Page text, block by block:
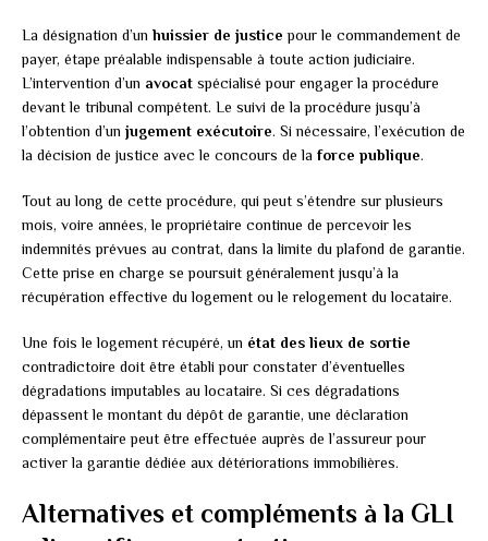
La désignation d’unhuissier de justice pour le commandement de
payer, étape préalable indispensable à toute action judiciaire.
L’intervention d’un avocat spécialisé pour engager la procédure
devant le tribunal compétent. Le suivi de la procédure jusqu’à
l’obtention d’un jugement exécutoire. Si nécessaire, l’exécution de
la décision de justice avec le concours de la force publique.
Tout au long de cette procédure, qui peut s’étendre sur plusieurs
mois, voire années, le propriétaire continue de percevoir les
indemnités prévues au contrat, dans la limite du plafond de garantie.
Cette prise en charge se poursuit généralement jusqu’à la
récupération effective du logement ou le relogement du locataire.
Une fois le logement récupéré, un état des lieux de sortie
contradictoire doit être établi pour constater d’éventuelles
dégradations imputables au locataire. Si ces dégradations
dépassent le montant du dépôt de garantie, une déclaration
complémentaire peut être effectuée auprès de l’assureur pour
activer la garantie dédiée aux détériorations immobilières.
Alternatives et compléments à la GLI